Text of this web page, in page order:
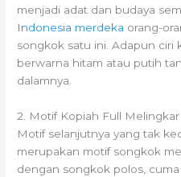
menjadi adat dan budaya
Indonesia merdeka orang-
songkok satu ini. Adapun ciri
berwarna hitam atau putih
dalamnya.
2. Motif Kopiah Full Melingkar
Motif selanjutnya yang tak
merupakan motif songkok
dengan songkok polos,